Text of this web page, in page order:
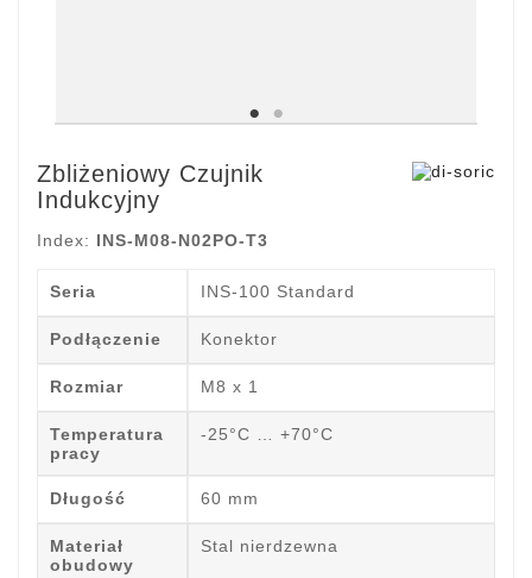
Zbliżeniowy Czujnik
Indukcyjny
Index: INS-M08-N02PO-T3
Seria INS-100 Standard
Podłączenie Konektor
Rozmiar M8 x 1
Temperatura
pracy
-25°C … +70°C
Długość 60 mm
Materiał
obudowy
Stal nierdzewna